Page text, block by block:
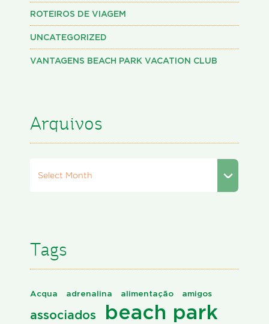
ROTEIROS DE VIAGEM
UNCATEGORIZED
VANTAGENS BEACH PARK VACATION CLUB
Arquivos
Select Month
Tags
Acqua adrenalina alimentação amigos
associados beach park